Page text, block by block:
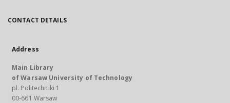
CONTACT DETAILS
Address
Main Library
of Warsaw University of Technology
pl. Politechniki 1
00-661 Warsaw